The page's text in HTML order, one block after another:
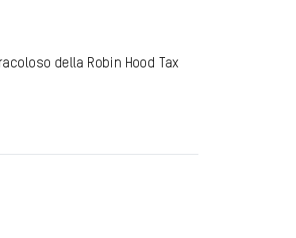
della Robin Hood Tax